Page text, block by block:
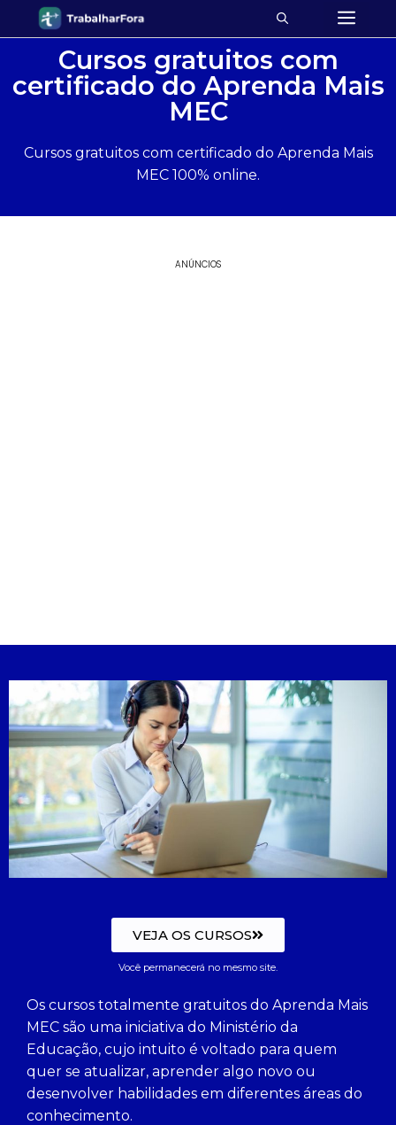
Cursos gratuitos com
certificado do Aprenda Mais
MEC
Cursos gratuitos com certificado do Aprenda Mais
MEC 100% online.
ANÚNCIOS
VEJA OS CURSOS
Você permanecerá no mesmo site.
Os cursos totalmente gratuitos do Aprenda Mais
MEC são uma iniciativa do Ministério da
Educação, cujo intuito é voltado para quem
quer se atualizar, aprender algo novo ou
desenvolver habilidades em diferentes áreas do
conhecimento.